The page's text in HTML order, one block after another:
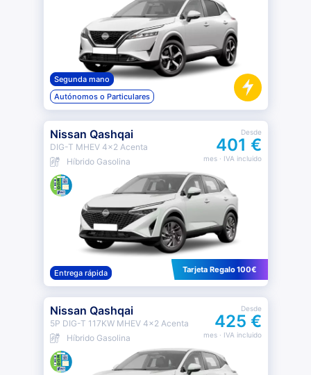
Segunda mano
Autónomos o Particulares
Nissan Qashqai
DIG-T MHEV 4x2 Acenta
Híbrido Gasolina
Desde
401 €
mes· IVA incluido
Entrega rápida Tarjeta Regalo 100€
Nissan Qashqai
5P DIG-T 117KW MHEV 4x2 Acenta
Híbrido Gasolina
Desde
425 €
mes· IVA incluido